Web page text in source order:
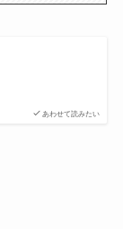
あわせて読みたい